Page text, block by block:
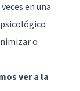
en una
o
ver a la